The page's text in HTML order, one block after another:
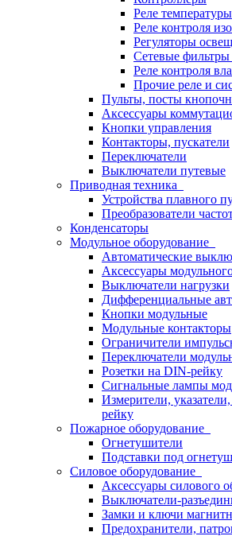
Реле температуры
Реле контроля
Регуляторы
Сетевые
Реле контроля
Прочие реле и
Пульты, посты
Аксессуары
Кнопки управления
Контакторы, пускатели
Переключатели
Выключатели путевые
Приводная техника
Устройства плавного
Преобразователи
Конденсаторы
Модульное оборудование
Автоматические
Аксессуары
Выключатели нагрузки
Дифференциальные
Кнопки модульные
Модульные контакторы
Ограничители
Переключатели
Розетки на DIN-рейку
Сигнальные лампы
Измерители,
рейку
Пожарное оборудование
Огнетушители
Подставки под
Силовое оборудование
Аксессуары силового
Выключатели-
Замки и ключи
Предохранители,